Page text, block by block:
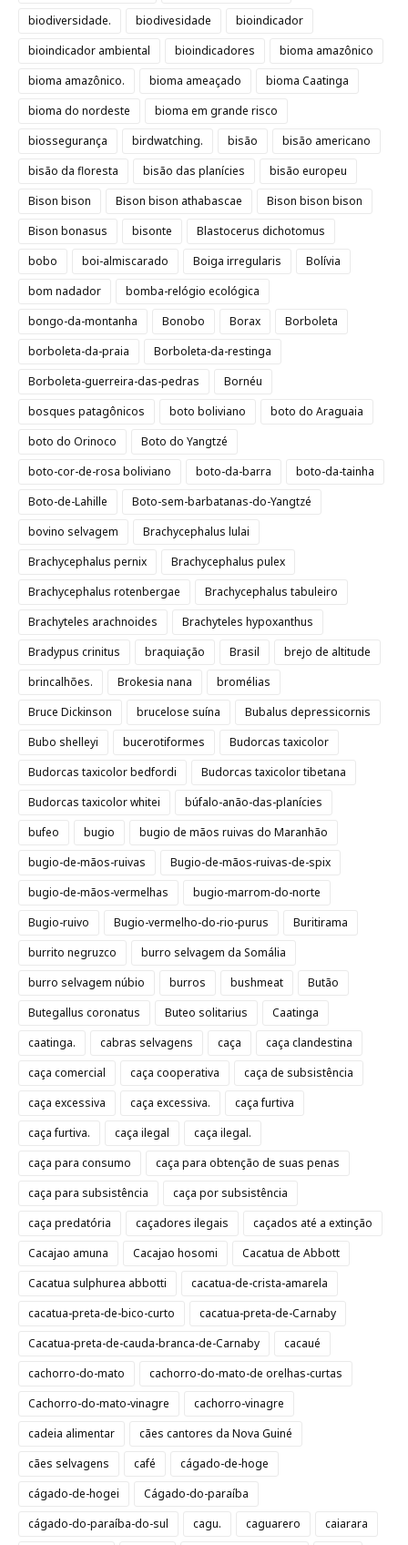
biodiversidade. biodivesidade
bioindicador
bioindicador ambiental
bioindicadores
bioma amazônico
bioma amazônico.
bioma ameaçado
bioma Caatinga
bioma do nordeste
bioma em grande risco
biossegurança
birdwatching. bisão
bisão americano
bisão da floresta
bisão das planícies
bisão europeu
Bison bison
Bison bison athabascae
Bison bison bison
Bison bonasus
bisonte
Blastocerus dichotomus
bobo
boi-almiscarado Boiga irregularis
Bolívia
bom nadador
bomba-relógio ecológica
bongo-da-montanha
Bonobo Borax
Borboleta
borboleta-da-praia
Borboleta-da-restinga
Borboleta-guerreira-das-pedras
Bornéu
bosques patagônicos
boto boliviano
boto do Araguaia
boto do Orinoco
Boto do Yangtzé
boto-cor-de-rosa boliviano
boto-da-barra
boto-da-tainha
Boto-de-Lahille
Boto-sem-barbatanas-do-Yangtzé
bovino selvagem
Brachycephalus lulai
Brachycephalus pernix
Brachycephalus pulex
Brachycephalus rotenbergae
Brachycephalus tabuleiro
Brachyteles arachnoides
Brachyteles hypoxanthus
Bradypus crinitus
braquiação Brasil
brejo de altitude
brincalhões.
Brokesia nana
bromélias
Bruce Dickinson
brucelose suína
Bubalus depressicornis
Bubo shelleyi
bucerotiformes
Budorcas taxicolor
Budorcas taxicolor bedfordi
Budorcas taxicolor tibetana
Budorcas taxicolor whitei
búfalo-anão-das-planícies
bufeo
bugio
bugio de mãos ruivas do Maranhão
bugio-de-mãos-ruivas
Bugio-de-mãos-ruivas-de-spix
bugio-de-mãos-vermelhas
bugio-marrom-do-norte
Bugio-ruivo
Bugio-vermelho-do-rio-purus
Buritirama
burrito negruzco
burro selvagem da Somália
burro selvagem núbio
burros bushmeat
Butão
Butegallus coronatus
Buteo solitarius
Caatinga
caatinga.
cabras selvagens caça
caça clandestina
caça comercial
caça cooperativa
caça de subsistência
caça excessiva
caça excessiva.
caça furtiva
caça furtiva.
caça ilegal
caça ilegal.
caça para consumo
caça para obtenção de suas penas
caça para subsistência
caça por subsistência
caça predatória
caçadores ilegais
caçados até a extinção
Cacajao amuna
Cacajao hosomi
Cacatua de Abbott
Cacatua sulphurea abbotti
cacatua-de-crista-amarela
cacatua-preta-de-bico-curto
cacatua-preta-de-Carnaby
Cacatua-preta-de-cauda-branca-de-Carnaby
cacaué
cachorro-do-mato
cachorro-do-mato-de orelhas-curtas
Cachorro-do-mato-vinagre
cachorro-vinagre
cadeia alimentar
cães cantores da Nova Guiné
cães selvagens
café
cágado-de-hoge
cágado-de-hogei
Cágado-do-paraíba
cágado-do-paraíba-do-sul
cagu. caguarero
caiarara